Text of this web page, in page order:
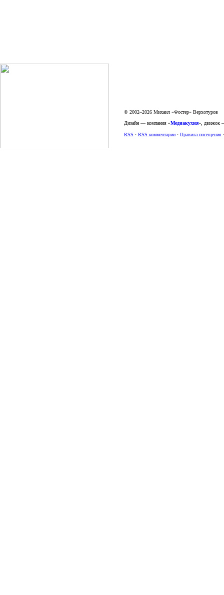
© 2002–2026 Михаил «Фостер» Верхотуров
Дизайн — компания «Медиакухня»,
RSS · RSS комментарии · Правила посещения